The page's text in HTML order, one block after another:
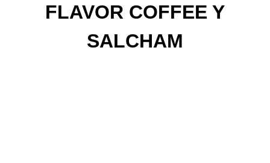
FLAVOR COFFEE Y
SALCHAM